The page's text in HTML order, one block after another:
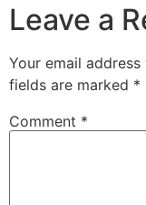
Leave a
Your email
fields are marked *
Comment *